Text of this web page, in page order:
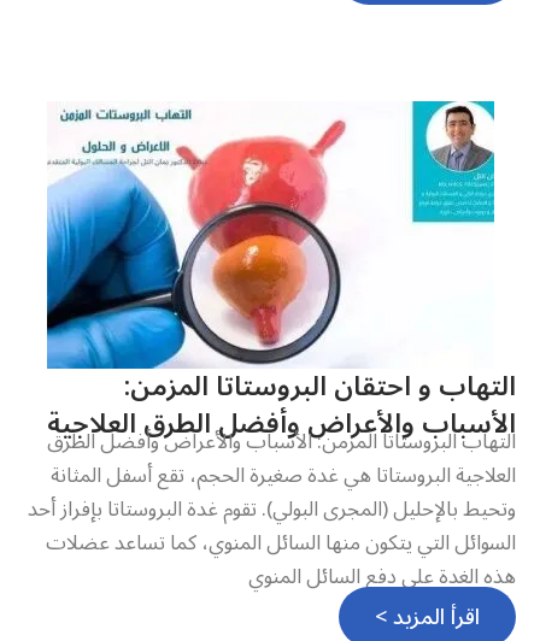
التهاب و احتقان البروستاتا المزمن:
الأسباب والأعراض وأفضل الطرق العلاجية
التهاب البروستاتا المزمن: الأسباب والأعراض وأفضل الطرق
العلاجية البروستاتا هي غدة صغيرة الحجم، تقع أسفل المثانة
وتحيط بالإحليل (المجرى البولي). تقوم غدة البروستاتا بإفراز أحد
السوائل التي يتكون منها السائل المنوي، كما تساعد عضلات
هذه الغدة على دفع السائل المنوي
اقرأ المزيد >